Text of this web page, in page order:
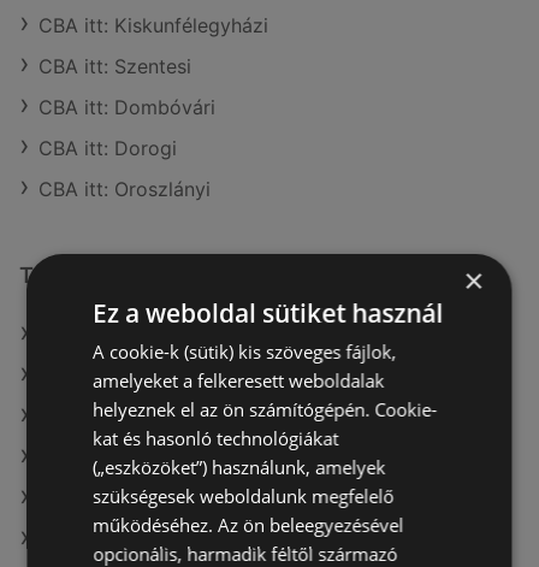
CBA itt: Kiskunfélegyházi
CBA itt: Szentesi
CBA itt: Dombóvári
CBA itt: Dorogi
CBA itt: Oroszlányi
További linkek
A(z) Interspar ajánlatai
A(z) Privát max ajánlatai
A(z) COOP Szolnok Zrt. aktuális akciós újságjai
A(z) Metro aktuális akciós újságjai
A(z) Spar aktuális akciós újságjai
×
Ez a weboldal sütiket használ
A cookie-k (sütik) kis szöveges fájlok,
amelyeket a felkeresett weboldalak
helyeznek el az ön számítógépén. Cookie-
kat és hasonló technológiákat
(„eszközöket”) használunk, amelyek
szükségesek weboldalunk megfelelő
működéséhez. Az ön beleegyezésével
opcionális, harmadik féltől származó